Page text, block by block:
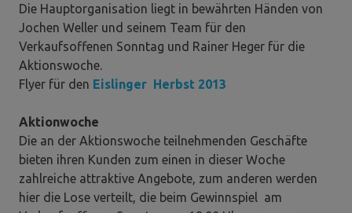
Die Hauptorganisation liegt in bewährten Händen von
Jochen Weller und seinem Team für den
Verkaufsoffenen Sonntag und Rainer Heger für die
Aktionswoche.
Flyer für den Eislinger Herbst 2013
Aktionwoche
Die an der Aktionswoche teilnehmenden Geschäfte
bieten ihren Kunden zum einen in dieser Woche
zahlreiche attraktive Angebote, zum anderen werden
hier die Lose verteilt, die beim Gewinnspiel am